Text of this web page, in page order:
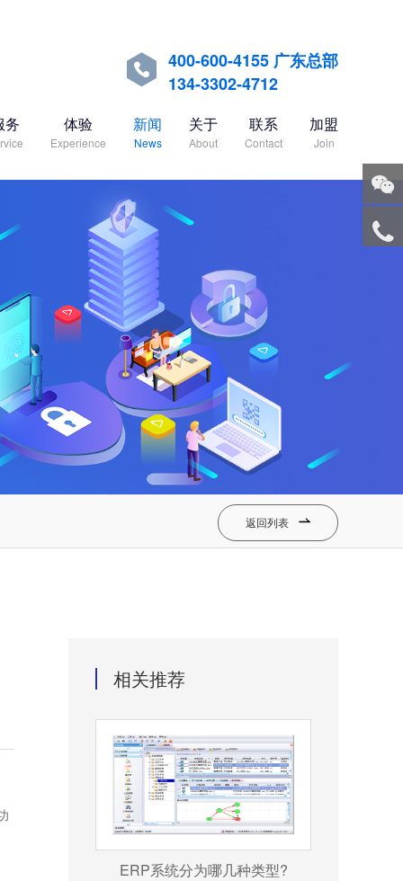

400-600-4155 广东总部
134-3302-4712
务 体验
Experience
新闻
News
关于
About
联系
Contact
加盟
Join
返回列表 
相关推荐
ERP系统分为哪几种类型?
微信